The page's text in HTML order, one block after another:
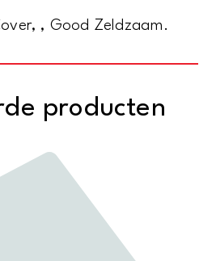
, Good Zeldzaam.
producten